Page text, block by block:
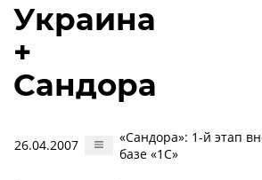
Украина
+
Сандора
26.04.2007
«Сандора»: 1-й этап
базе «1С»